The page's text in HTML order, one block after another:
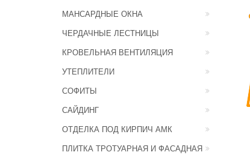
МАНСАРДНЫЕ ОКНА
ЧЕРДАЧНЫЕ ЛЕСТНИЦЫ
КРОВЕЛЬНАЯ ВЕНТИЛЯЦИЯ
УТЕПЛИТЕЛИ
СОФИТЫ
САЙДИНГ
ОТДЕЛКА ПОД КИРПИЧ АМК
ПЛИТКА ТРОТУАРНАЯ И ФАСАДНАЯ